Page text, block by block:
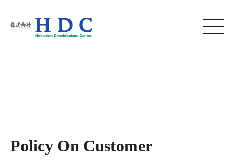
Policy On Customer